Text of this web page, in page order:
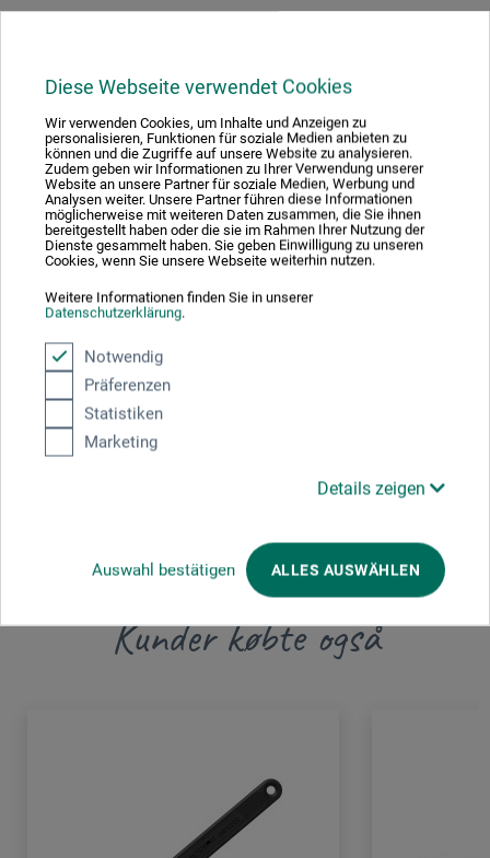
Diese Webseite verwendet Cookies
Wir verwenden Cookies, um Inhalte und Anzeigen zu
personalisieren, Funktionen für soziale Medien anbieten zu
können und die Zugriffe auf unsere Website zu analysieren.
Zudem geben wir Informationen zu Ihrer Verwendung unserer
Website an unsere Partner für soziale Medien, Werbung und
Analysen weiter. Unsere Partner führen diese Informationen
möglicherweise mit weiteren Daten zusammen, die Sie ihnen
bereitgestellt haben oder die sie im Rahmen Ihrer Nutzung der
Dienste gesammelt haben. Sie geben Einwilligung zu unseren
Cookies, wenn Sie unsere Webseite weiterhin nutzen.
Weitere Informationen finden Sie in unserer
Datenschutzerklärung.
Notwendig
Präferenzen
Statistiken
Marketing
Details zeigen
Auswahl bestätigen ALLES AUSWÄHLEN
3451.
Producent-kontakt
Her finder du producentens kontaktoplysninger for dette
produkt.
MARTOR KG
Lindgesfeld 28
42653 Solingen
Kunder købte også